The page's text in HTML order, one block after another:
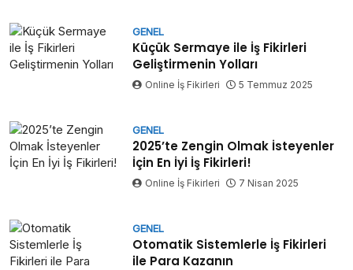
GENEL
Küçük Sermaye ile İş Fikirleri
Geliştirmenin Yolları
Online İş Fikirleri 5 Temmuz 2025
GENEL
2025’te Zengin Olmak İsteyenler
İçin En İyi İş Fikirleri!
Online İş Fikirleri 7 Nisan 2025
GENEL
Otomatik Sistemlerle İş Fikirleri
ile Para Kazanın